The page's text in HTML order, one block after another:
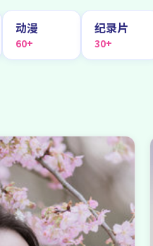
动漫
60+
纪录片
30+